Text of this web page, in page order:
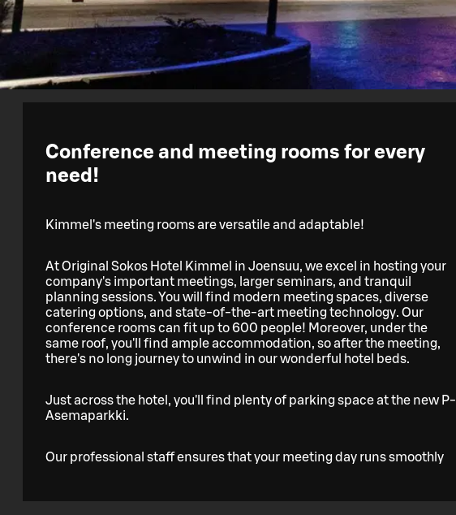
Conference and meeting rooms for every
need!
Kimmel's meeting rooms are versatile and adaptable!
At Original Sokos Hotel Kimmel in Joensuu, we excel in hosting your
company's important meetings, larger seminars, and tranquil
planning sessions. You will find modern meeting spaces, diverse
catering options, and state-of-the-art meeting technology. Our
conference rooms can fit up to 600 people! Moreover, under the
same roof, you'll find ample accommodation, so after the meeting,
there's no long journey to unwind in our wonderful hotel beds.
Just across the hotel, you'll find plenty of parking space at the new P-
Asemaparkki.
Our professional staff ensures that your meeting day runs smoothly